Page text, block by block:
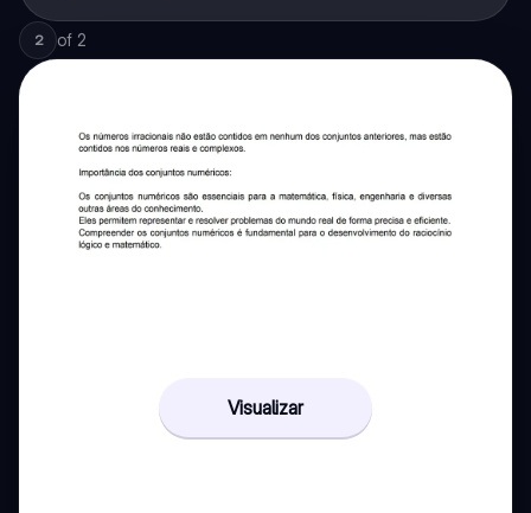
2 of 2
Visualizar